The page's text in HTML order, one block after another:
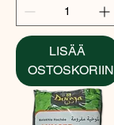
LISÄÄ
OSTOSKORIIN